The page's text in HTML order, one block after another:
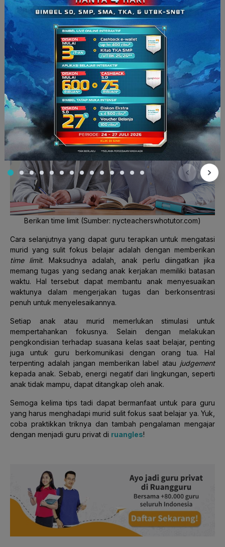
kesuksesan anak dalam belajar. Mereka akan merasa mampu
untuk mempelajari suatu materi atau mengerjakan tugas yang
diberikan, maka mereka pun akan melakukannya dengan
baik. Kepercayaan diri akan membuat anak berkonsentrasi
penuh untuk belajar.
5. Berikan muridtime limit
Berikan time limit (Sumber: nycteacherswhotutor.com)
Cara selanjutnya yang dapat guru terapkan untuk mengatasi
murid yang sulit fokus belajar adalah dengan memberikan
time limit. Maksudnya adalah, anak perlu diingatkan jika
memang tugas yang sedang anak kerjakan memiliki batasan
waktu. Hal tersebut dapat membantu anak menyesuaikan
waktunya dalam mengerjakan tugas dan berkonsentrasi
penuh untuk menyelesaikannya.
Setiap anak atau murid memerlukan stimulasi untuk
mempertahankan fokusnya. Selain dengan melakukan
pengkondisian terhadap suasana kelas saat belajar, penting
juga untuk guru berkomunikasi dengan orang tua. Hal
terpenting adalah jangan memberikan label atau judgement
kepada anak. Sebab, energi negatif dari lingkungan, seperti
anak tidak mampu, dapat ditangkap oleh anak.
Semoga kelima tips tadi dapat bermanfaat untuk para guru
yang harus menghadapi murid sulit fokus saat belajar ya. Yuk,
coba praktikkan triknya dan tambah pengalaman mengajar
dengan menjadi guru privat di ruangles!